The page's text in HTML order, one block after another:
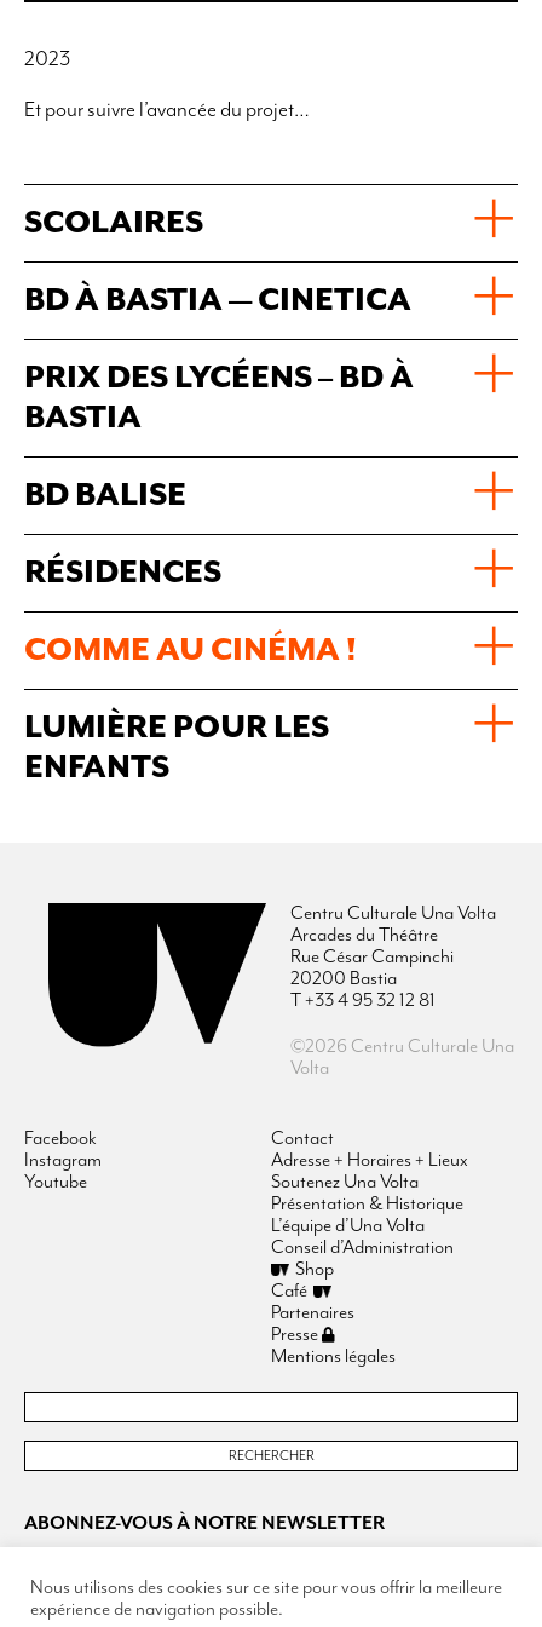
2023
Et pour suivre l’avancée du projet…
SCOLAIRES
BD À BASTIA — CINETICA
PRIX DES LYCÉENS – BD À
BASTIA
BD BALISE
RÉSIDENCES
COMME AU CINÉMA !
LUMIÈRE POUR LES
ENFANTS
Centru Culturale Una Volta
Arcades du Théâtre
Rue César Campinchi
20200 Bastia
T +33 4 95 32 12 81
©2026 Centru Culturale Una
Volta
Facebook
Instagram
Youtube
Contact
Adresse + Horaires + Lieux
Soutenez Una Volta
Présentation & Historique
L’équipe d’Una Volta
Conseil d’Administration
Shop
Café
Partenaires
Presse
Mentions légales
ABONNEZ-VOUS À NOTRE NEWSLETTER
Nous utilisons des cookies sur ce site pour vous offrir la meilleure
expérience de navigation possible.